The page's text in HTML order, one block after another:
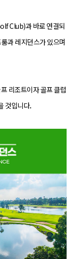
Club)과 바로 연결되
과 레지던스가 있으며
리조트이자 골프 클럽
것입니다.